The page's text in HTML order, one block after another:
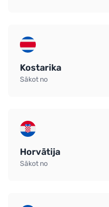
Kostarika
Sākot no
Horvātija
Sākot no